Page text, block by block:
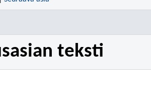
teksti